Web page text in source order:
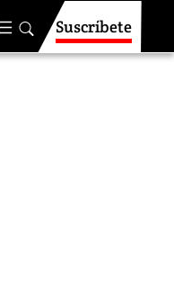
Suscríbete